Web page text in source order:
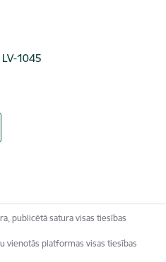
1045
publicētā satura visas tiesības
vienotās platformas visas tiesības